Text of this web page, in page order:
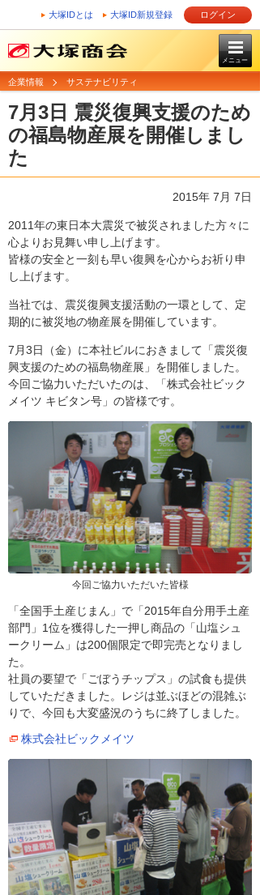
大塚IDとは 大塚ID新規登録 ログイン
メニュー
企業情報 サステナビリティ
7月3日 震災復興支援のため
の福島物産展を開催しまし
た
2015年 7月 7日
2011年の東日本大震災で被災されました方々に
心よりお見舞い申し上げます。
皆様の安全と一刻も早い復興を心からお祈り申
し上げます。
当社では、震災復興支援活動の一環として、定
期的に被災地の物産展を開催しています。
7月3日（金）に本社ビルにおきまして「震災復
興支援のための福島物産展」を開催しました。
今回ご協力いただいたのは、「株式会社ビック
メイツ キビタン号」の皆様です。
今回ご協力いただいた皆様
「全国手土産じまん」で「2015年自分用手土産
部門」1位を獲得した一押し商品の「山塩シュ
ークリーム」は200個限定で即完売となりまし
た。
社員の要望で「ごぼうチップス」の試食も提供
していただきました。レジは並ぶほどの混雑ぶ
りで、今回も大変盛況のうちに終了しました。
株式会社ビックメイツ